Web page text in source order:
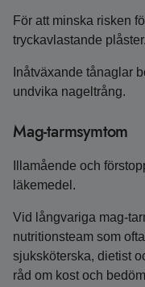
För att minska risken
tryckavlastande plåster.
Inåtväxande tånaglar
undvika nageltrång.
Mag-tarmsymtom
Illamående och
läkemedel.
Vid långvariga mag-
nutritionsteam som
sjuksköterska, dietist
råd om kost och